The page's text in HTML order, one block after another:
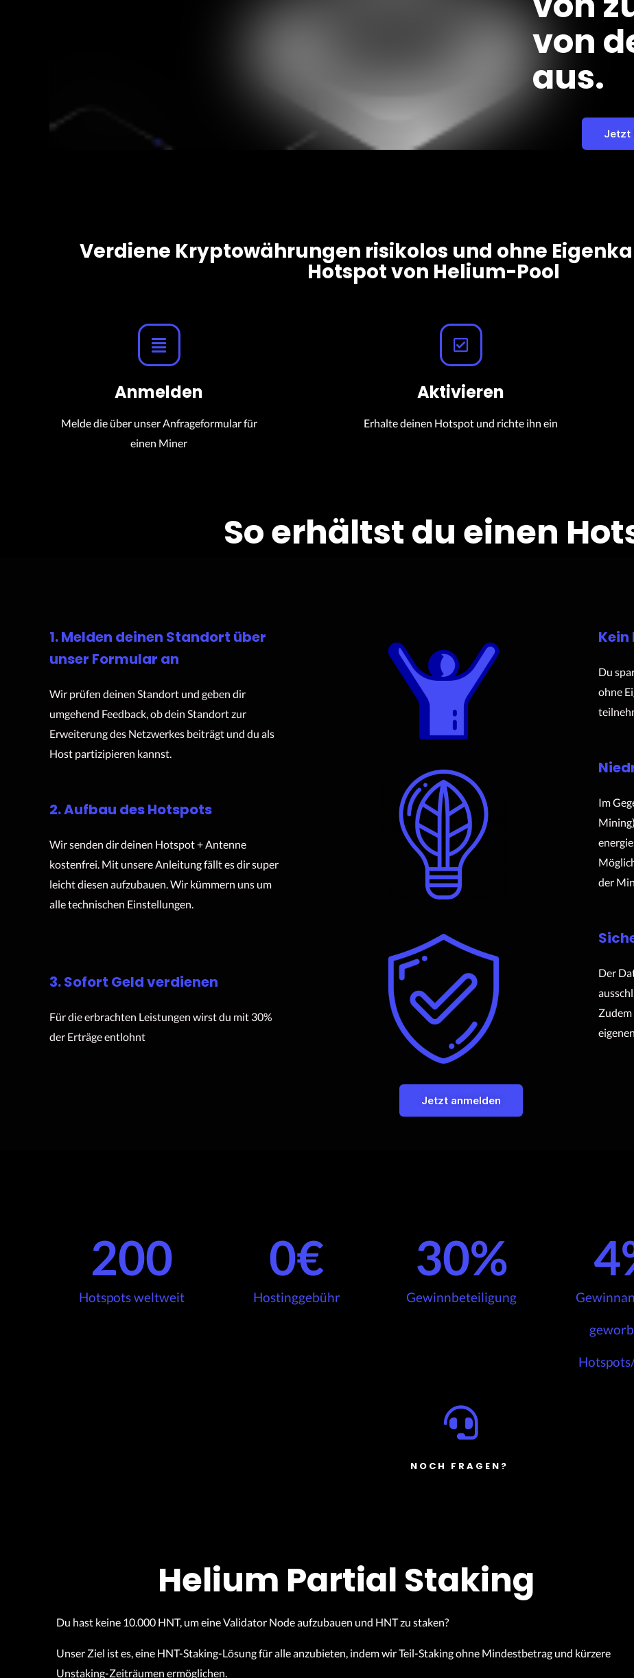
von
aus.
Jetzt
Verdiene Kryptowährungen risikolos und ohne
Hotspot von Helium-Pool
Anmelden
Melde die über unser Anfrageformular für
einen Miner
Aktivieren
Erhalte deinen Hotspot und richte ihn ein
So erhältst du einen
1. Melden deinen Standort über
unser Formular an
Wir prüfen deinen Standort und geben dir
umgehend Feedback, ob dein Standort zur
Erweiterung des Netzwerkes beiträgt und du als
Host partizipieren kannst.
2. Aufbau des Hotspots
Wir senden dir deinen Hotspot + Antenne
kostenfrei. Mit unsere Anleitung fällt es dir super
leicht diesen aufzubauen. Wir kümmern uns um
alle technischen Einstellungen.
3. Sofort Geld verdienen
Für die erbrachten Leistungen wirst du mit 30%
der Erträge entlohnt
Kein
Du
ohne
Im
der
Der
Jetzt anmelden
200
Hotspots weltweit
0€
Hostinggebühr
30%
Gewinnbeteiligung
4
NOCH FRAGEN?
Helium Partial Staking
Du hast keine 10.000 HNT, um eine Validator Node aufzubauen und HNT zu staken?
Unser Ziel ist es, eine HNT-Staking-Lösung für alle anzubieten, indem wir Teil-Staking ohne Mindestbetrag und kürzere
Unstaking-Zeiträumen ermöglichen.